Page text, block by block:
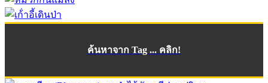
ค้นหาจาก Tag ... คลิก!